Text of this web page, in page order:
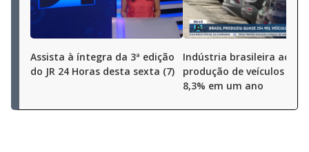
Assista à íntegra da 3ª edição
do JR 24 Horas desta sexta (7)
Indústria brasileira
produção de veículos
8,3% em um ano